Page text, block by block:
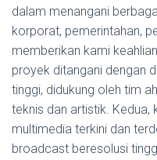
dalam menangani
korporat, pemerintahan,
memberikan kami
proyek ditangani dengan
tinggi, didukung oleh tim
teknis dan artistik. Kedua,
multimedia terkini dan
broadcast beresolusi